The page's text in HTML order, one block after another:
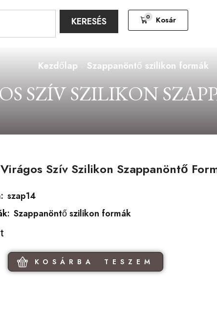
KERESÉS 0 Kosár
Kezdőlap Szappanöntő szilikon formák
SZÍV SZILIKON
Szív Szilikon Szappanöntő
szap14
Szappanöntő szilikon formák
KOSÁRBA TESZEM